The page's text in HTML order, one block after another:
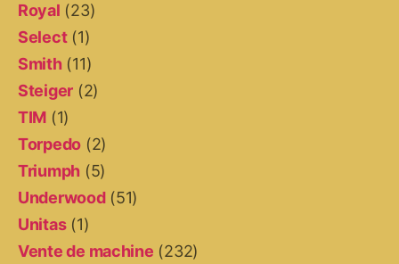
Royal (23)
Select(1)
Smith(11)
Steiger (2)
TIM (1)
Torpedo (2)
Triumph (5)
Underwood(51)
Unitas(1)
Vente de machine (232)